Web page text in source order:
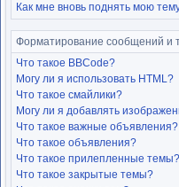
Как мне вновь поднять мою
Форматирование сообщений и
Что такое BBCode?
Могу ли я использовать HTML?
Что такое смайлики?
Могу ли я добавлять
Что такое важные объявления?
Что такое объявления?
Что такое прилепленные темы?
Что такое закрытые темы?